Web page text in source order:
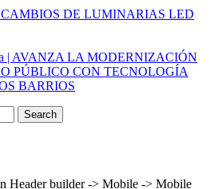
DE LUMINARIAS LED
| AVANZA LA MODERNIZACIÓN
PÚBLICO CON TECNOLOGÍA
BARRIOS
Search
Header builder -> Mobile -> Mobile